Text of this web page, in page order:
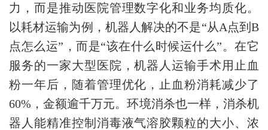
力，而是推动医院管理数字化和业务均质化。
以耗材运输为例，机器人解决的不是“从A点到B
点怎么运”，而是“该在什么时候运什么”。在它
服务的一家大型医院，机器人运输手术用止血
粉一年后，随着管理优化，止血粉消耗减少了
60%，金额逾千万元。环境消杀也一样，消杀机
器人能精准控制消毒液气溶胶颗粒的大小、浓